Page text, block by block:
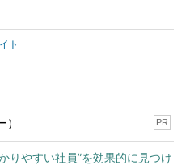
ト
PR
りやすい社員”を効果的に見つけ